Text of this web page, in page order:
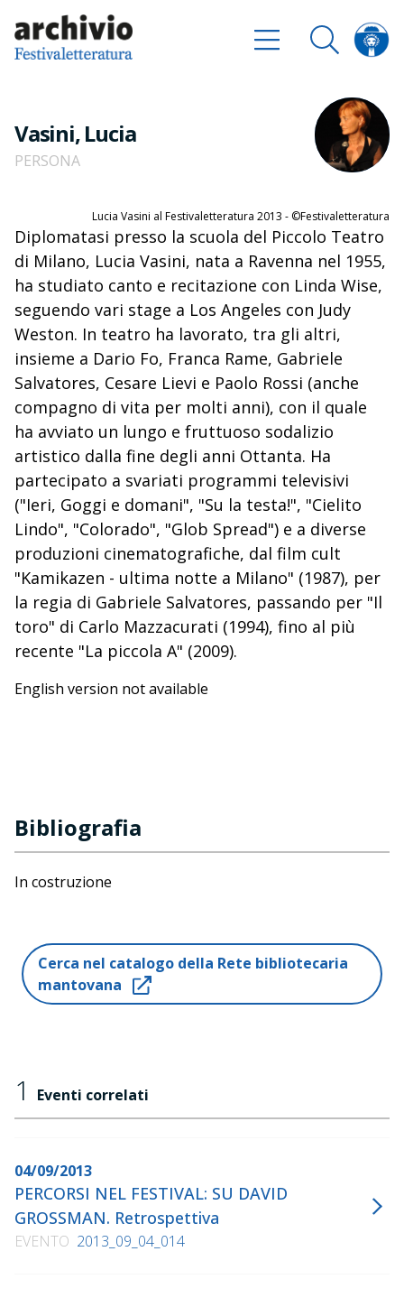
Vasini, Lucia
PERSONA
Lucia Vasini al Festivaletteratura 2013 - ©Festivaletteratura
Diplomatasi presso la scuola del Piccolo Teatro
di Milano, Lucia Vasini, nata a Ravenna nel 1955,
ha studiato canto e recitazione con Linda Wise,
seguendo vari stage a Los Angeles con Judy
Weston. In teatro ha lavorato, tra gli altri,
insieme a Dario Fo, Franca Rame, Gabriele
Salvatores, Cesare Lievi e Paolo Rossi (anche
compagno di vita per molti anni), con il quale
ha avviato un lungo e fruttuoso sodalizio
artistico dalla fine degli anni Ottanta. Ha
partecipato a svariati programmi televisivi
("Ieri, Goggi e domani", "Su la testa!", "Cielito
Lindo", "Colorado", "Glob Spread") e a diverse
produzioni cinematografiche, dal film cult
"Kamikazen - ultima notte a Milano" (1987), per
la regia di Gabriele Salvatores, passando per "Il
toro" di Carlo Mazzacurati (1994), fino al più
recente "La piccola A" (2009).
English version not available
Bibliografia
In costruzione
Cerca nel catalogo della Rete bibliotecaria
mantovana
1 Eventi correlati
04/09/2013
PERCORSI NEL FESTIVAL: SU DAVID
GROSSMAN. Retrospettiva
EVENTO 2013_09_04_014